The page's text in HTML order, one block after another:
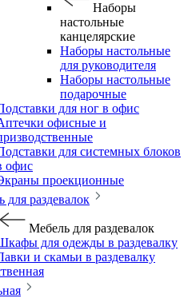
Наборы
настольные
канцелярские
Наборы настольные
для руководителя
Наборы настольные
подарочные
для ног в офис
офисные и
для системных блоков
офис
проекционные
для раздевалок
Мебель для раздевалок
для одежды в раздевалку
и скамьи в раздевалку